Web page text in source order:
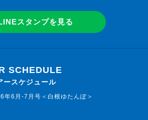
スタンプを見る
SCHEDULE
ースケジュール
年6月-7月号＜白根ゆたんぽ＞